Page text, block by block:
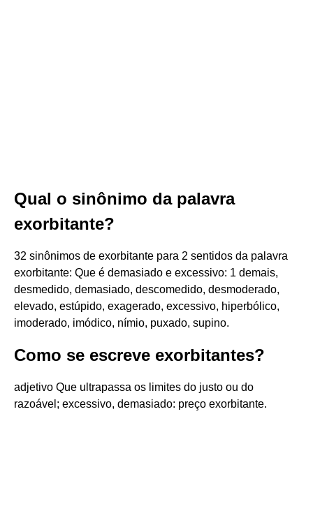
Qual o sinônimo da palavra
exorbitante?
32 sinônimos de exorbitante para 2 sentidos da palavra
exorbitante: Que é demasiado e excessivo: 1 demais,
desmedido, demasiado, descomedido, desmoderado,
elevado, estúpido, exagerado, excessivo, hiperbólico,
imoderado, imódico, nímio, puxado, supino.
Como se escreve exorbitantes?
adjetivo Que ultrapassa os limites do justo ou do
razoável; excessivo, demasiado: preço exorbitante.